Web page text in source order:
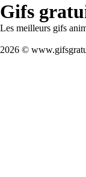
Gifs
Les meilleurs gifs
2026 ©